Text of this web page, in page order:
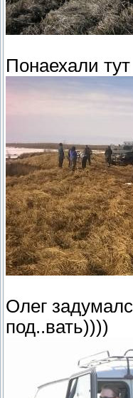
Понаехали тут
Олег
под..вать))))